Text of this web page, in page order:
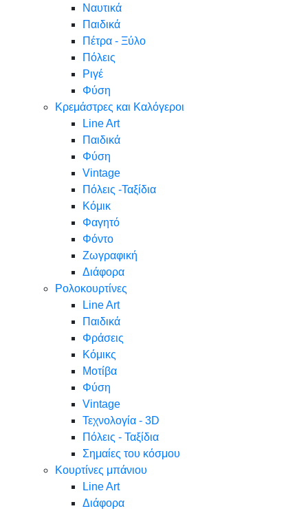
Ναυτικά
Παιδικά
Πέτρα - Ξύλο
Πόλεις
Ριγέ
Φύση
Κρεμάστρες και Καλόγεροι
Line Art
Παιδικά
Φύση
Vintage
Πόλεις -Ταξίδια
Κόμικ
Φαγητό
Φόντο
Ζωγραφική
Διάφορα
Ρολοκουρτίνες
Line Art
Παιδικά
Φράσεις
Κόμικς
Μοτίβα
Φύση
Vintage
Τεχνολογία - 3D
Πόλεις - Ταξίδια
Σημαίες του κόσμου
Κουρτίνες μπάνιου
Line Art
Διάφορα